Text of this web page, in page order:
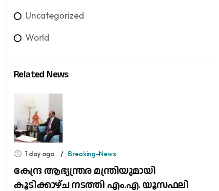
Uncategorized
World
Related News
1 day ago Breaking-News
കേന്ദ്ര ആഭ്യന്ത്രര മന്ത്രിയുമായി
കൂടിക്കാഴ്ച നടത്തി എം.എ. യൂസഫലി